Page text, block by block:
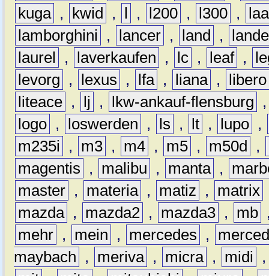
kuga , kwid , l , l200 , l300 ,
lamborghini
, lancer , land ,
laurel
, laverkaufen , lc , leaf ,
levorg
, lexus , lfa , liana ,
libero
liteace , lj , lkw-ankauf-flensburg
logo , loswerden , ls , lt , lupo ,
m235i
, m3 , m4 , m5 , m50d ,
magentis
, malibu , manta ,
master , materia , matiz , matrix
mazda , mazda2 , mazda3 , mb
mehr , mein , mercedes ,
maybach
, meriva , micra , midi